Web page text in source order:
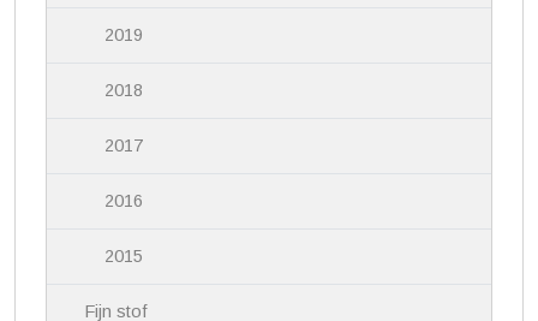
2019
2018
2017
2016
2015
Fijn stof